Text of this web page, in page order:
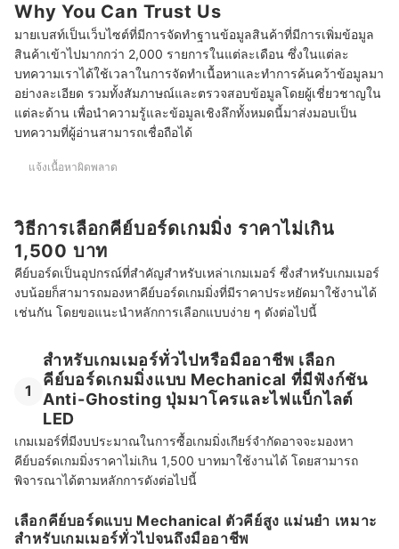
Why You Can Trust Us
มายเบสท์เป็นเว็บไซต์ที่มีการจัดทำฐานข้อมูลสินค้าที่มีการเพิ่มข้อมูล
สินค้าเข้าไปมากกว่า 2,000 รายการในแต่ละเดือน ซึ่งในแต่ละ
บทความเราได้ใช้เวลาในการจัดทำเนื้อหาและทำการค้นคว้าข้อมูลมา
อย่างละเอียด รวมทั้งสัมภาษณ์และตรวจสอบข้อมูลโดยผู้เชี่ยวชาญใน
แต่ละด้าน เพื่อนำความรู้และข้อมูลเชิงลึกทั้งหมดนี้มาส่งมอบเป็น
บทความที่ผู้อ่านสามารถเชื่อถือได้
แจ้งเนื้อหาผิดพลาด
วิธีการเลือกคีย์บอร์ดเกมมิ่ง ราคาไม่เกิน
1,500 บาท
คีย์บอร์ดเป็นอุปกรณ์ที่สำคัญสำหรับเหล่าเกมเมอร์ ซึ่งสำหรับเกมเมอร์
งบน้อยก็สามารถมองหาคีย์บอร์ดเกมมิ่งที่มีราคาประหยัดมาใช้งานได้
เช่นกัน โดยขอแนะนำหลักการเลือกแบบง่าย ๆ ดังต่อไปนี้
1
สำหรับเกมเมอร์ทั่วไปหรือมืออาชีพ เลือก
คีย์บอร์ดเกมมิ่งแบบ Mechanical ที่มีฟังก์ชัน
Anti-Ghosting ปุ่มมาโครและไฟแบ็กไลต์
LED
เกมเมอร์ที่มีงบประมาณในการซื้อเกมมิ่งเกียร์จำกัดอาจจะมองหา
คีย์บอร์ดเกมมิ่งราคาไม่เกิน 1,500 บาทมาใช้งานได้ โดยสามารถ
พิจารณาได้ตามหลักการดังต่อไปนี้
เลือกคีย์บอร์ดแบบ Mechanical ตัวคีย์สูง แม่นยำ เหมาะ
สำหรับเกมเมอร์ทั่วไปจนถึงมืออาชีพ